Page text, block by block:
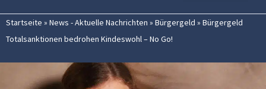
Startseite » News - Aktuelle Nachrichten » Bürgergeld » Bürgergeld
Totalsanktionen bedrohen Kindeswohl – No Go!